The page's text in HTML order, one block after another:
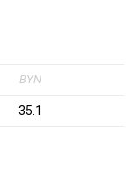
BYN
35.1